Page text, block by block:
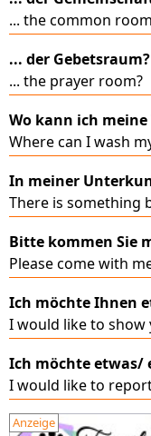
... the common
... der Gebetsraum?
... the prayer room?
Wo kann ich meine
Where can I wash
In meiner
There is something
Bitte kommen Sie
Please come with
Ich möchte Ihnen
I would like to show
Ich möchte etwas/
I would like to
Anzeige